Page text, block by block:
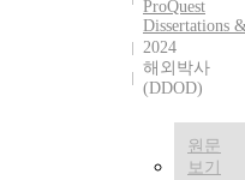
about the data
desired, I found
that satisficing did
not accurately
behavior in
knowledge
ProQuest
Dissertations
2024
해외박사
(DDOD)
원문
보기